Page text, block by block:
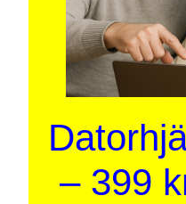
– 399